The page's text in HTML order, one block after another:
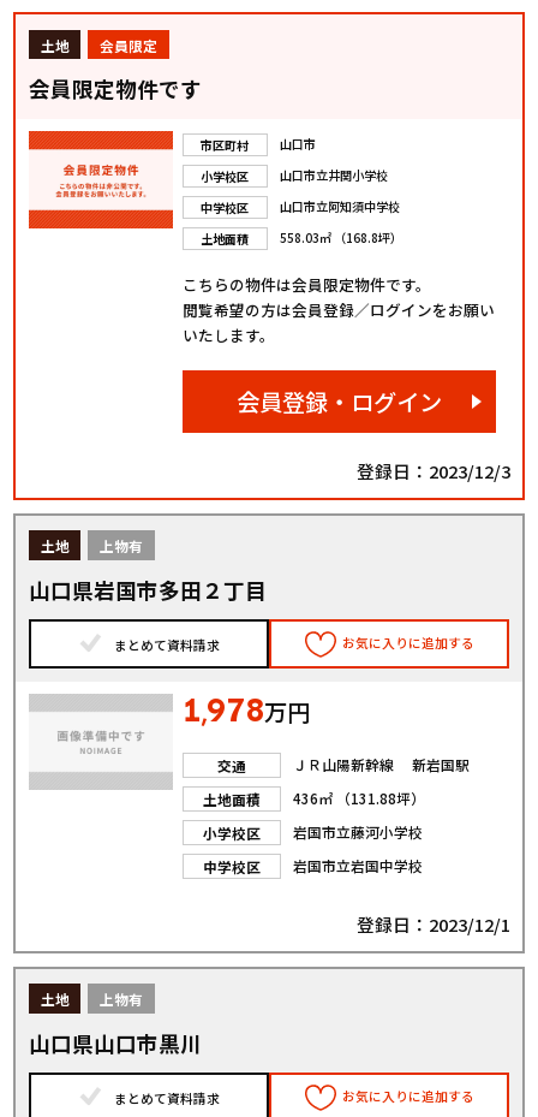
土地 会員限定
会員限定物件です
市区町村
山口市
小学校区
山口市立井関小学校
中学校区
山口市立阿知須中学校
土地面積
558.03㎡ （168.8坪）
こちらの物件は会員限定物件です。
閲覧希望の方は会員登録／ログインをお願い
いたします。
会員登録・ログイン
登録日：2023/12/3
土地 上物有
山口県岩国市多田２丁目
まとめて資料請求 お気に入りに追加する
1,978万円
交通
ＪＲ山陽新幹線 新岩国駅
土地面積
436㎡ （131.88坪）
小学校区
岩国市立藤河小学校
中学校区
岩国市立岩国中学校
登録日：2023/12/1
土地 上物有
山口県山口市黒川
まとめて資料請求 お気に入りに追加する